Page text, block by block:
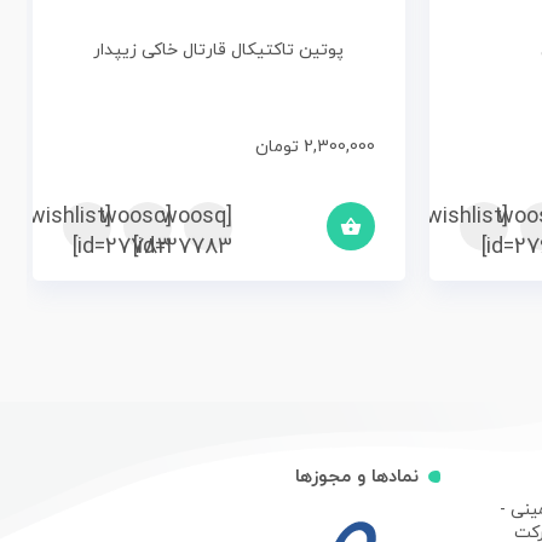
[yith_wcwl_add_to_wishlist]
پوتین تاکتیکال قارتال خاکی زیپدار
2,300,000 تومان
[yith_wcwl_add_to_wishlist]
[woosc
id=27783]
[woosq
id=27783]
-
نمادها و مجوزها